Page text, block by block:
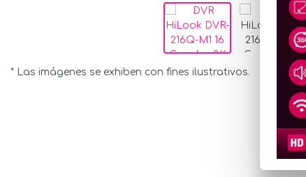
* Las imágenes se exhiben con fines ilustrativos.